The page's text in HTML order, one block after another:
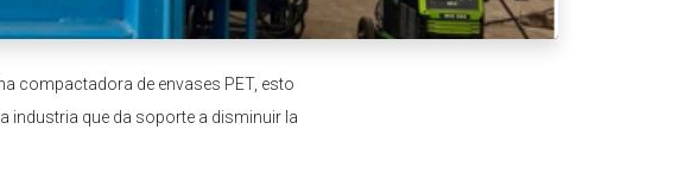
compactadora de envases PET, esto
industria que da soporte a disminuir la